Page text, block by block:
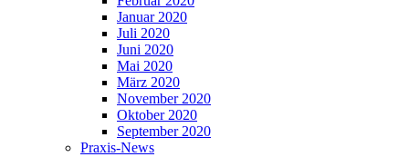
Januar 2020
Juli 2020
Juni 2020
Mai 2020
März 2020
November 2020
Oktober 2020
September 2020
Praxis-News